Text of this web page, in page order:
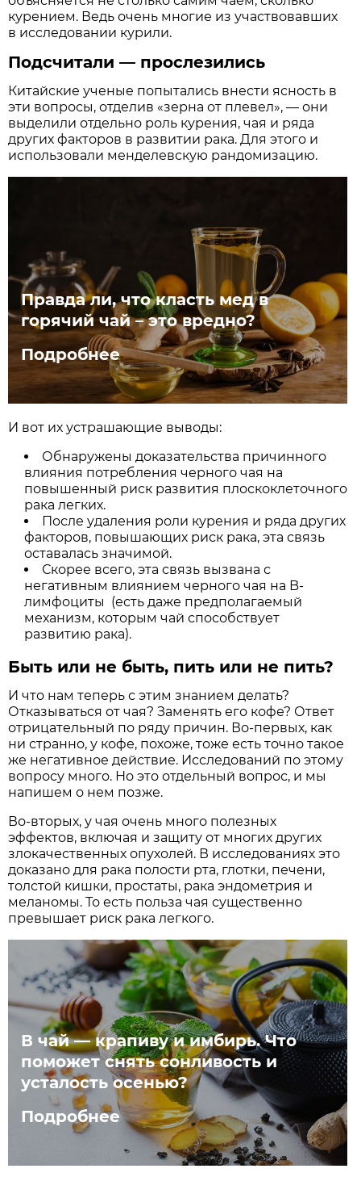
курением. Ведь очень многие из участвовавших
в исследовании курили.
Подсчитали — прослезились
Китайские ученые попытались внести ясность в
эти вопросы, отделив «зерна от плевел», — они
выделили отдельно роль курения, чая и ряда
других факторов в развитии рака. Для этого и
использовали менделевскую рандомизацию.
Правда ли, что класть мед в
горячий чай – это вредно?
Подробнее
И вот их устрашающие выводы:
Обнаружены доказательства причинного
влияния потребления черного чая на
повышенный риск развития плоскоклеточного
рака легких.
После удаления роли курения и ряда других
факторов, повышающих риск рака, эта связь
оставалась значимой.
Скорее всего, эта связь вызвана с
негативным влиянием черного чая на B-
лимфоциты (есть даже предполагаемый
механизм, которым чай способствует
развитию рака).
Быть или не быть, пить или не пить?
И что нам теперь с этим знанием делать?
Отказываться от чая? Заменять его кофе? Ответ
отрицательный по ряду причин. Во-первых, как
ни странно, у кофе, похоже, тоже есть точно такое
же негативное действие. Исследований по этому
вопросу много. Но это отдельный вопрос, и мы
напишем о нем позже.
Во-вторых, у чая очень много полезных
эффектов, включая и защиту от многих других
злокачественных опухолей. В исследованиях это
доказано для рака полости рта, глотки, печени,
толстой кишки, простаты, рака эндометрия и
меланомы. То есть польза чая существенно
превышает риск рака легкого.
В чай — крапиву и имбирь. Что
поможет снять сонливость и
усталость осенью?
Подробнее